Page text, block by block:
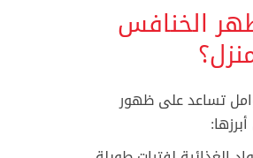
الخنافس
تساعد على ظهور